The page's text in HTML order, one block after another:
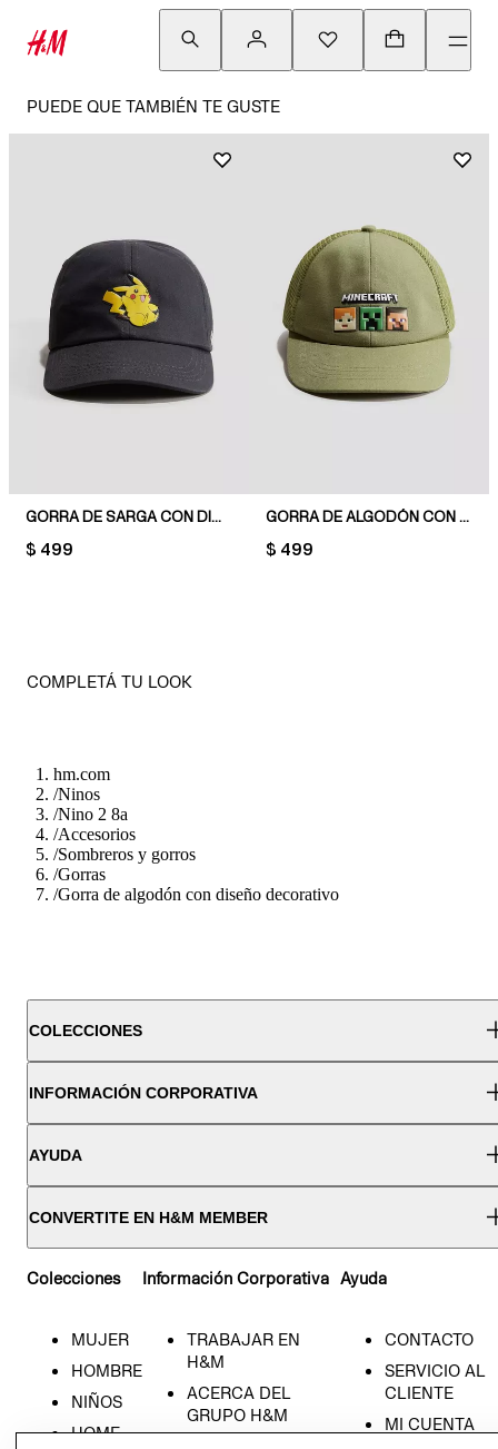
PUEDE QUE TAMBIÉN TE GUSTE
GORRA DE SARGA CON DISEÑOS ESTAMPADOS
PRICE:
$ 499
GORRA DE ALGODÓN CON DISEÑO DECORATIVO
PRICE:
$ 499
COMPLETÁ TU LOOK
hm.com
/Ninos
/Nino 2 8a
/Accesorios
/Sombreros y gorros
/Gorras
/Gorra de algodón con diseño decorativo
COLECCIONES
INFORMACIÓN CORPORATIVA
AYUDA
CONVERTITE EN H&M MEMBER
Colecciones
MUJER
HOMBRE
NIÑOS
HOME
Información Corporativa
TRABAJAR EN
H&M
ACERCA DEL
GRUPO H&M
Ayuda
CONTACTO
SERVICIO AL
CLIENTE
MI CUENTA